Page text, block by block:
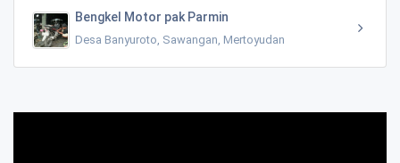
Bengkel Motor pak Parmin
Desa Banyuroto, Sawangan, Mertoyudan